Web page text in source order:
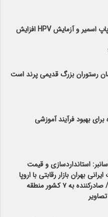
چرا میزان تست پاپ اسمیر و آزمایش HPV افزایش
رستوران بزرگ قدیمی پرند است
بهبود فرآیند آموزشی
استانداردسازی و قیمت
بهران بازار رقابتی با اروپا
ایجاد کرده است / صادرکننده به ۷ کشور منطقه